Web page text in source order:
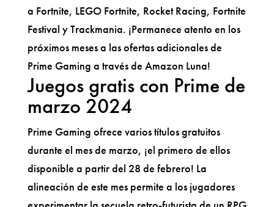
a Fortnite, LEGO Fortnite, Rocket Racing, Fortnite
Festival y Trackmania. ¡Permanece atento en los
próximos meses a las ofertas adicionales de
Prime Gaming a través de Amazon Luna!
Juegos gratis con Prime de
marzo 2024
Prime Gaming ofrece varios títulos gratuitos
durante el mes de marzo, ¡el primero de ellos
disponible a partir del 28 de febrero! La
alineación de este mes permite a los jugadores